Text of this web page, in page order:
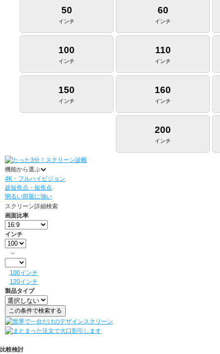
50
インチ
60
インチ
100
インチ
110
インチ
150
インチ
160
インチ
200
インチ
機能から選ぶ
4K・フルハイビジョン
超短焦点・短焦点
明るい部屋に強い
スクリーン詳細検索
画面比率
インチ
～
100インチ
120インチ
製品タイプ
比較検討